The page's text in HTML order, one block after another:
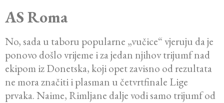
AS Roma
No, sada u taboru popularne „vučice“ vjeruju da je
ponovo došlo vrijeme i za jedan njihov trijumf nad
ekipom iz Donetska, koji opet zavisno od rezultata
ne mora značiti i plasman u četvrtfinale Lige
prvaka. Naime, Rimljane dalje vodi samo trijumf od